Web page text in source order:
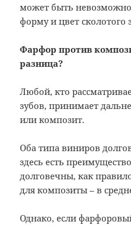
может быть
форму и цвет сколотого
Фарфор против
разница?
Любой, кто
зубов, принимает
или композит.
Оба типа виниров
здесь есть
долговечны, как
для композиты – в
Однако, если